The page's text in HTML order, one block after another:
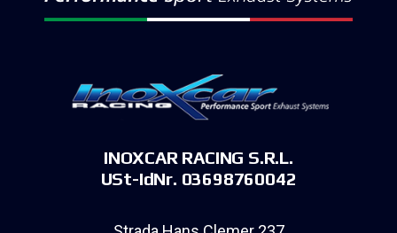
INOXCAR RACING S.R.L.
USt-IdNr. 03698760042